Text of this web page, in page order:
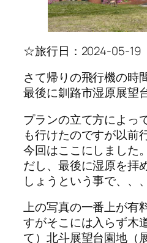
☆旅行日：2024-05-19
さて帰りの飛行機の時
最後に釧路市湿原展望
プランの立て方によっ
も行けたのですが以前
今回はここにしました
だし、最後に湿原を拝
しょうという事で、、
上の写真の一番上が有
すがそこには入らず木
て）北斗展望台園地（